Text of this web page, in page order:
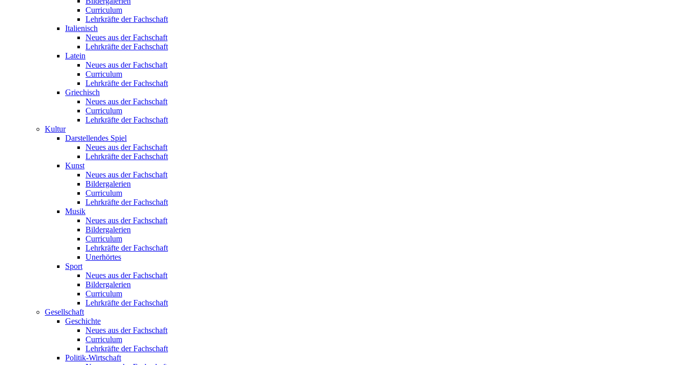
Curriculum
Lehrkräfte der Fachschaft
Italienisch
Neues aus der Fachschaft
Lehrkräfte der Fachschaft
Latein
Neues aus der Fachschaft
Curriculum
Lehrkräfte der Fachschaft
Griechisch
Neues aus der Fachschaft
Curriculum
Lehrkräfte der Fachschaft
Kultur
Darstellendes Spiel
Neues aus der Fachschaft
Lehrkräfte der Fachschaft
Kunst
Neues aus der Fachschaft
Bildergalerien
Curriculum
Lehrkräfte der Fachschaft
Musik
Neues aus der Fachschaft
Bildergalerien
Curriculum
Lehrkräfte der Fachschaft
Unerhörtes
Sport
Neues aus der Fachschaft
Bildergalerien
Curriculum
Lehrkräfte der Fachschaft
Gesellschaft
Geschichte
Neues aus der Fachschaft
Curriculum
Lehrkräfte der Fachschaft
Politik-Wirtschaft